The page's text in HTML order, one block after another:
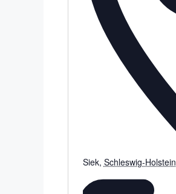
Siek, Schleswig-Holstein